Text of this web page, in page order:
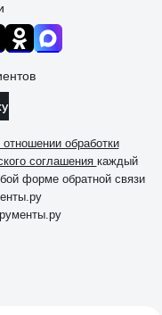
отношении обработки
соглашения каждый
форме обратной связи